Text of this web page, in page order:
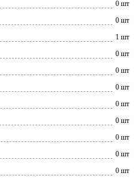
0 шт
0 шт
1 шт
0 шт
0 шт
0 шт
0 шт
0 шт
0 шт
0 шт
0 шт